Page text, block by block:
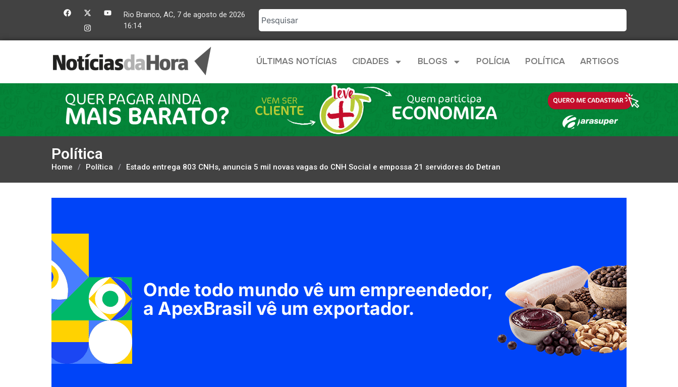
Rio Branco, AC, 7 de agosto de 2026
16:14
ÚLTIMAS NOTÍCIAS CIDADES BLOGS POLÍCIA POLÍTICA ARTIGOS
Política
Home / Política / Estado entrega 803 CNHs, anuncia 5 mil novas vagas do CNH Social e empossa 21 servidores do Detran